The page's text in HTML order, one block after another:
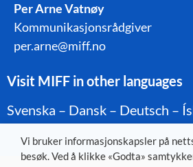
Per Arne Vatnøy
Kommunikasjonsrådgiver
per.arne@miff.no
Visit MIFF in other languages
Svenska – Dansk – Deutsch –
Vi bruker informasjonskapsler på
besøk. Ved å klikke «Godta»